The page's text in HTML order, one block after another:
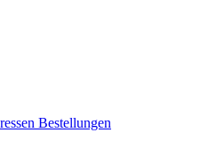
Bestellungen